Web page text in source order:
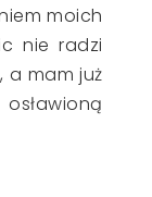
moich
nie radzi
a mam już